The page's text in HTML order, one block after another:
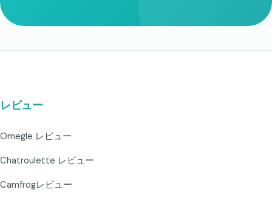
レビュー
Omegle レビュー
Chatroulette レビュー
Camfrogレビュー